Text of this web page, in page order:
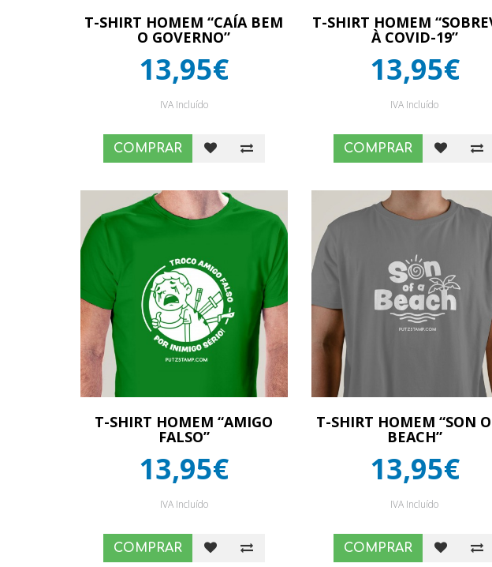
T-SHIRT HOMEM “CAÍA BEM
O GOVERNO”
13,95€
IVA Incluído
COMPRAR
T-SHIRT HOMEM
À COVID-19”
13,95€
IVA Incluído
COMPRAR
T-SHIRT HOMEM “AMIGO
FALSO”
13,95€
IVA Incluído
COMPRAR
T-SHIRT HOMEM “SON
BEACH”
13,95€
IVA Incluído
COMPRAR